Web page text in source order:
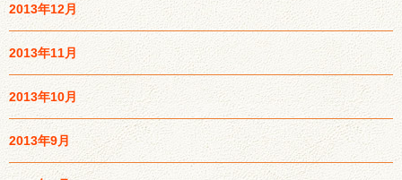
2013年12月
2013年11月
2013年10月
2013年9月